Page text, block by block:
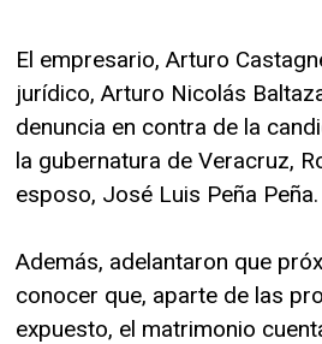
El empresario, Arturo
jurídico, Arturo Nicolás
denuncia en contra de la
la gubernatura de Veracruz,
esposo, José Luis Peña Peña.
Además, adelantaron que
conocer que, aparte de las
expuesto, el matrimonio